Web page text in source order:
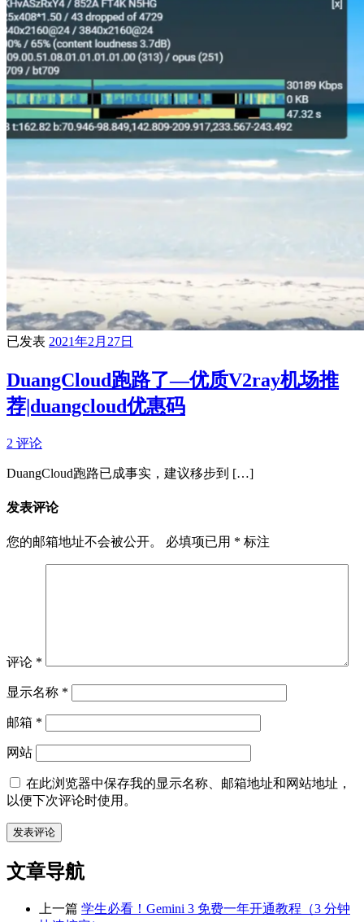
已发表 2021年2月27日
DuangCloud跑路了—优质V2ray机场推
荐|duangcloud优惠码
2 评论
DuangCloud跑路已成事实，建议移步到 […]
发表评论
您的邮箱地址不会被公开。 必填项已用 * 标注
评论 *
显示名称 *
邮箱 *
网站
在此浏览器中保存我的显示名称、邮箱地址和网站地址，
以便下次评论时使用。
文章导航
上一篇 学生必看！Gemini 3 免费一年开通教程（3 分钟